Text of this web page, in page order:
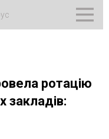
ротацію
закладів: